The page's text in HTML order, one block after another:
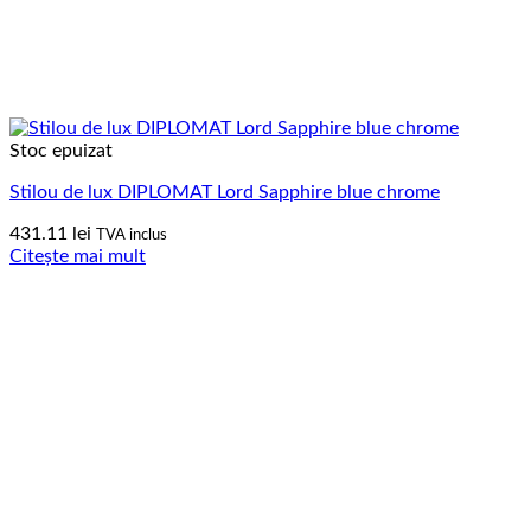
Stoc epuizat
Stilou de lux DIPLOMAT Lord Sapphire blue chrome
431.11 lei TVA inclus
Citește mai mult